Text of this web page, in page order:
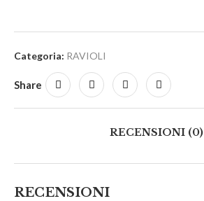
Categoria: RAVIOLI
Share
RECENSIONI (0)
RECENSIONI